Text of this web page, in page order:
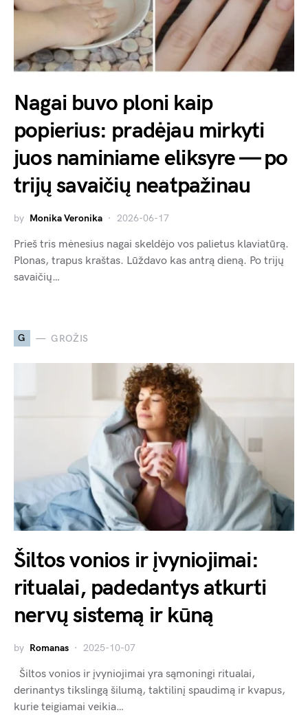
Nagai buvo ploni kaip
popierius: pradėjau mirkyti
juos naminiame eliksyre — po
trijų savaičių neatpažinau
by Monika Veronika 2026-06-17
Prieš tris mėnesius nagai skeldėjo vos palietus klaviatūrą.
Plonas, trapus kraštas. Lūždavo kas antrą dieną. Po trijų
savaičių…
G GROŽIS
Šiltos vonios ir įvyniojimai:
ritualai, padedantys atkurti
nervų sistemą ir kūną
by Romanas 2025-10-07
Šiltos vonios ir įvyniojimai yra sąmoningi ritualai,
derinantys tikslingą šilumą, taktilinį spaudimą ir kvapus,
kurie teigiamai veikia…